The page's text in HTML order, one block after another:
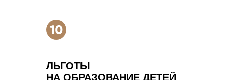
ЛЬГОТЫ
НА ОБРАЗОВАНИЕ ДЕТЕЙ